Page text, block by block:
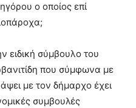
ο οποίος επί
ειδική σύμβουλο του
που σύμφωνα με
με τον δήμαρχο έχει
συμβουλές